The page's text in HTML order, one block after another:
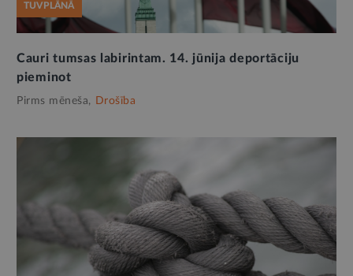
TUVPLĀNĀ
Cauri tumsas labirintam. 14. jūnija deportāciju
pieminot
Pirms mēneša, Drošība